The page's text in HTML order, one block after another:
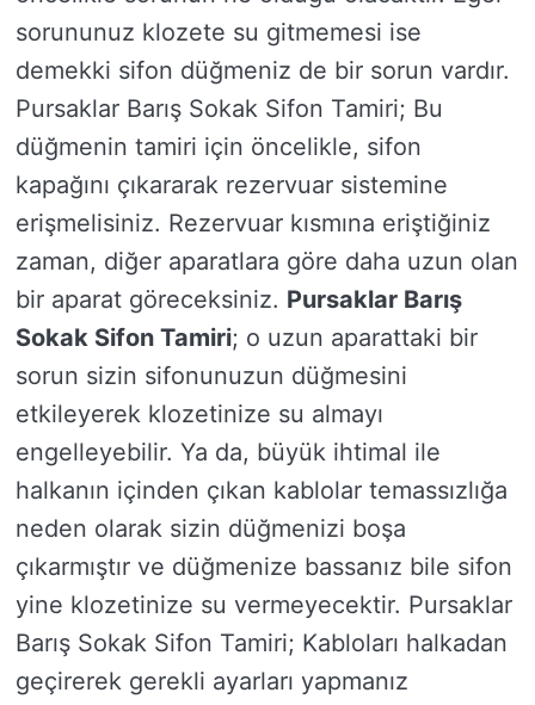
sorununuz klozete su gitmemesi ise
demekki sifon düğmeniz de bir sorun vardır.
Pursaklar Barış Sokak Sifon Tamiri; Bu
düğmenin tamiri için öncelikle, sifon
kapağını çıkararak rezervuar sistemine
erişmelisiniz. Rezervuar kısmına eriştiğiniz
zaman, diğer aparatlara göre daha uzun olan
bir aparat göreceksiniz. Pursaklar Barış
Sokak Sifon Tamiri; o uzun aparattaki bir
sorun sizin sifonunuzun düğmesini
etkileyerek klozetinize su almayı
engelleyebilir. Ya da, büyük ihtimal ile
halkanın içinden çıkan kablolar temassızlığa
neden olarak sizin düğmenizi boşa
çıkarmıştır ve düğmenize bassanız bile sifon
yine klozetinize su vermeyecektir. Pursaklar
Barış Sokak Sifon Tamiri; Kabloları halkadan
geçirerek gerekli ayarları yapmanız